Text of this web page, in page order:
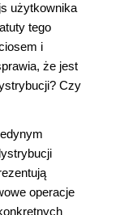
użytkownika
tego
i
że jest
Czy
operacje